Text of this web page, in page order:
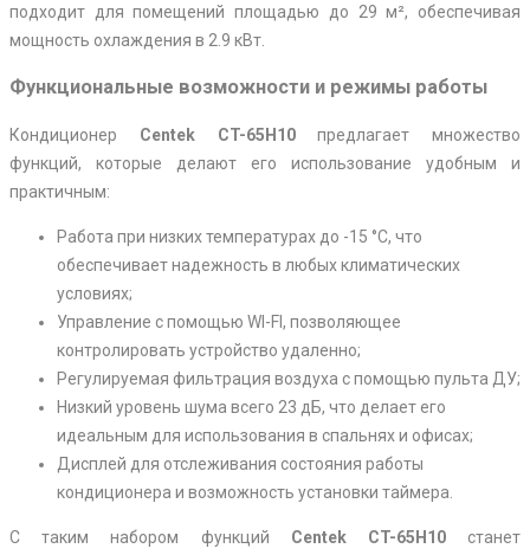
подходит для помещений площадью до 29 м², обеспечивая
мощность охлаждения в 2.9 кВт.
Функциональные возможности и режимы работы
Кондиционер Centek CT-65H10предлагает множество
функций, которые делают его использование удобным и
практичным:
Работа при низких температурах до -15 °C, что
обеспечивает надежность в любых климатических
условиях;
Управление с помощью WI-FI, позволяющее
контролировать устройство удаленно;
Регулируемая фильтрация воздуха с помощью пульта ДУ;
Низкий уровень шума всего 23 дБ, что делает его
идеальным для использования в спальнях и офисах;
Дисплей для отслеживания состояния работы
кондиционера и возможность установки таймера.
С таким набором функций Centek CT-65H10станет